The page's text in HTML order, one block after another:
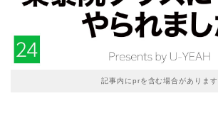
記事内にprを含む場合があります